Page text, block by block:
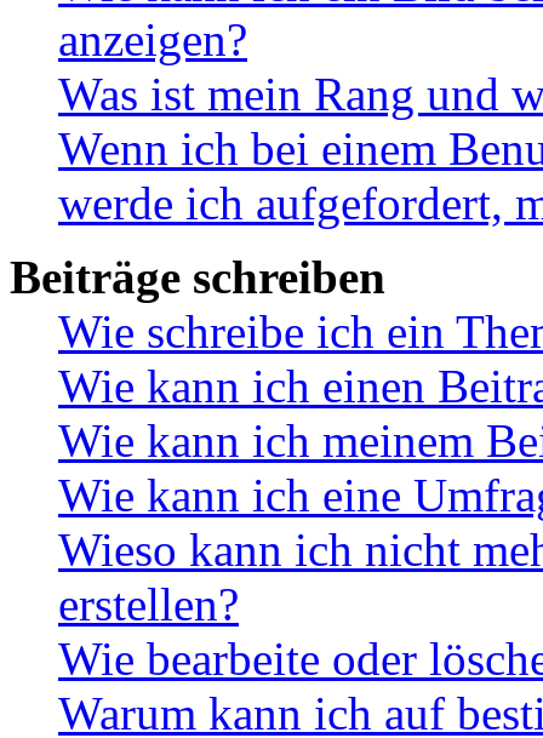
anzeigen?
Was ist mein Rang und
Wenn ich bei einem
werde ich aufgefordert,
Beiträge schreiben
Wie schreibe ich ein
Wie kann ich einen
Wie kann ich meinem
Wie kann ich eine
Wieso kann ich nicht
erstellen?
Wie bearbeite oder
Warum kann ich auf